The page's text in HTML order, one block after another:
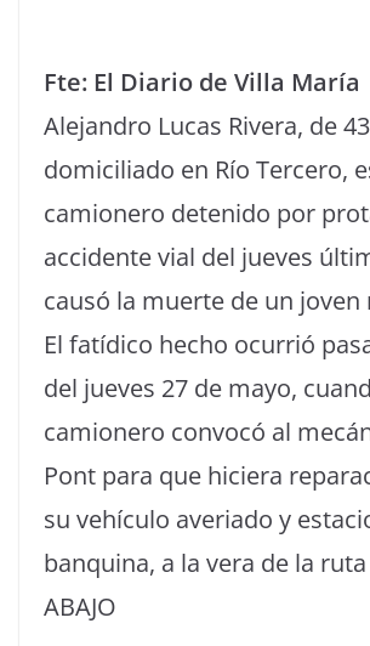
Fte: El Diario de Villa María
Alejandro Lucas Rivera, de
domiciliado en Río Tercero,
camionero detenido por
accidente vial del jueves
causó la muerte de un joven
El fatídico hecho ocurrió
del jueves 27 de mayo,
camionero convocó al
Pont para que hiciera
su vehículo averiado y
banquina, a la vera de la ruta
ABAJO